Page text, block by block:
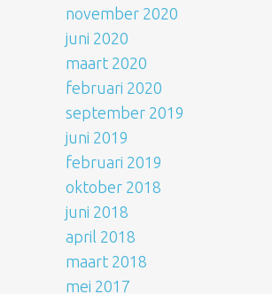
november 2020
juni 2020
maart 2020
februari 2020
september 2019
juni 2019
februari 2019
oktober 2018
juni 2018
april 2018
maart 2018
mei 2017